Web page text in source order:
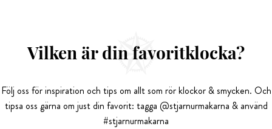
Vilken är din favoritklocka?
Följ oss för inspiration och tips om allt som rör klockor & smycken. Och
tipsa oss gärna om just din favorit: tagga @stjarnurmakarna & använd
#stjarnurmakarna